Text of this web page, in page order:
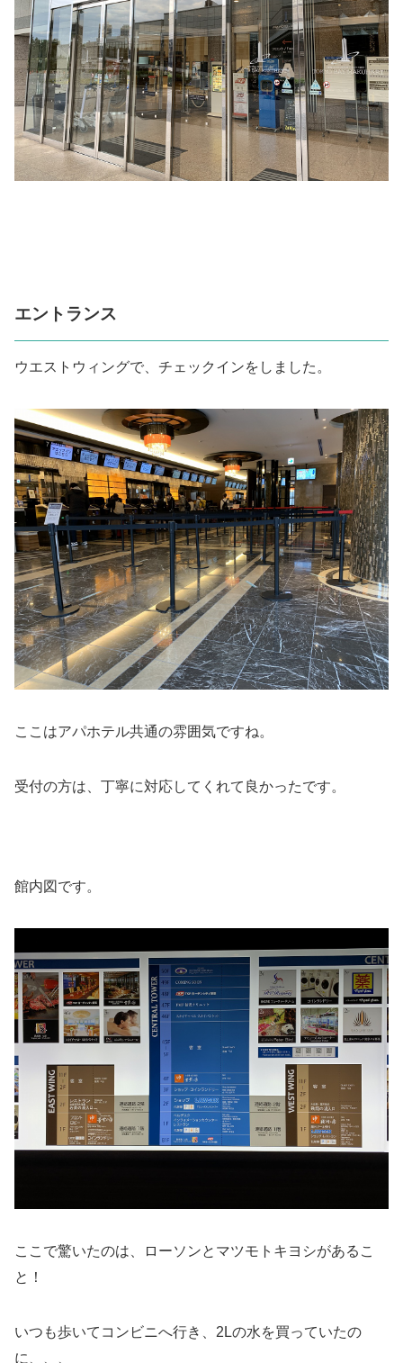
エントランス
ウエストウィングで、チェックインをしました。
ここはアパホテル共通の雰囲気ですね。
受付の方は、丁寧に対応してくれて良かったです。
館内図です。
ここで驚いたのは、ローソンとマツモトキヨシがあるこ
と！
いつも歩いてコンビニへ行き、2Lの水を買っていたの
に、、、